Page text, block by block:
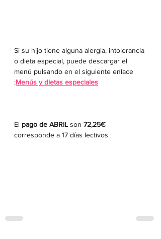
Si su hijo tiene alguna alergia, intolerancia
o dieta especial, puede descargar el
menú pulsando en el siguiente enlace
:Menús y dietas especiales
El pago de ABRIL son 72,25€
corresponde a 17 días lectivos.